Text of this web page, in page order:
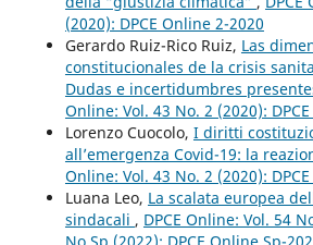
(2020): DPCE Online 2-2020
Gerardo Ruiz-Rico Ruiz, Las
constitucionales de la crisis
Dudas e incertidumbres
Online: Vol. 43 No. 2 (2020):
Lorenzo Cuocolo, I diritti
all’emergenza Covid-19: la
Online: Vol. 43 No. 2 (2020):
Luana Leo, La scalata europea
sindacali , DPCE Online: Vol. 54